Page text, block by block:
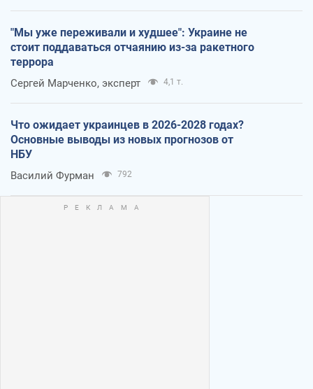
"Мы уже переживали и худшее": Украине не
стоит поддаваться отчаянию из-за ракетного
террора
Сергей Марченко, эксперт 4,1 т.
Что ожидает украинцев в 2026-2028 годах?
Основные выводы из новых прогнозов от
НБУ
Василий Фурман 792